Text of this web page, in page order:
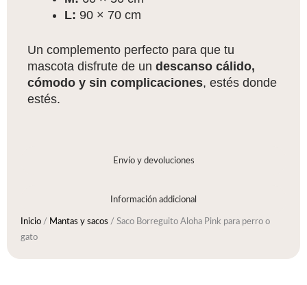
Envío y devoluciones
Información addicional
L: 90 × 70 cm
Un complemento perfecto para que tu
mascota disfrute de un descanso cálido,
cómodo y sin complicaciones, estés donde
estés.
Inicio / Mantas y sacos / Saco Borreguito Aloha Pink para perro o
gato